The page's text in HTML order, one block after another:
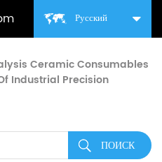
Русский
Ceramic Consumables
Industrial Precision